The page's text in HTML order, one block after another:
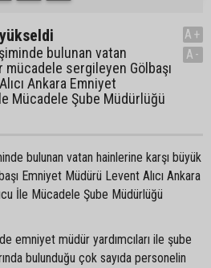
bulunan vatan
mücadele sergileyen Gölbaşı
Ankara Emniyet
Mücadele Şube Müdürlüğü
A+
A-
bulunan vatan hainlerine karşı büyük
Emniyet Müdürü Levent Alıcı Ankara
İle Mücadele Şube Müdürlüğü
emniyet müdür yardımcıları ile şube
bulunduğu çok sayıda personelin